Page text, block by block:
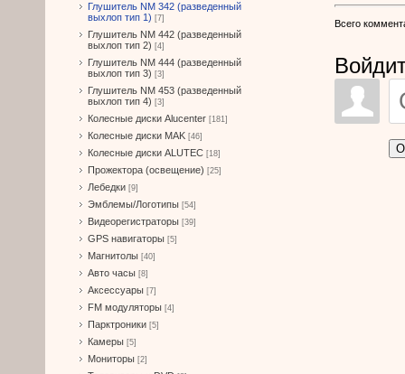
Глушитель NM 342 (разведенный
выхлоп тип 1) [7]
Глушитель NM 442 (разведенный
выхлоп тип 2) [4]
Глушитель NM 444 (разведенный
выхлоп тип 3) [3]
Глушитель NM 453 (разведенный
выхлоп тип 4) [3]
Колесные диски Alucenter [181]
Колесные диски MAK [46]
Колесные диски ALUTEC [18]
Прожектора (освещение) [25]
Лебедки [9]
Эмблемы/Логотипы [54]
Видеорегистраторы [39]
GPS навигаторы [5]
Магнитолы [40]
Авто часы [8]
Аксессуары [7]
FM модуляторы [4]
Парктроники [5]
Камеры [5]
Мониторы [2]
Всего